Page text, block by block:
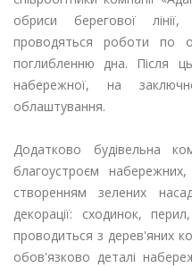
обриси берегової
проводяться роботи по
поглибленню дна. Після
набережної, на
облаштування.
Додатково будівельна
благоустроєм набережних,
створенням зелених
декорації: сходинок,
проводиться з дерев'яних
обов'язково деталі